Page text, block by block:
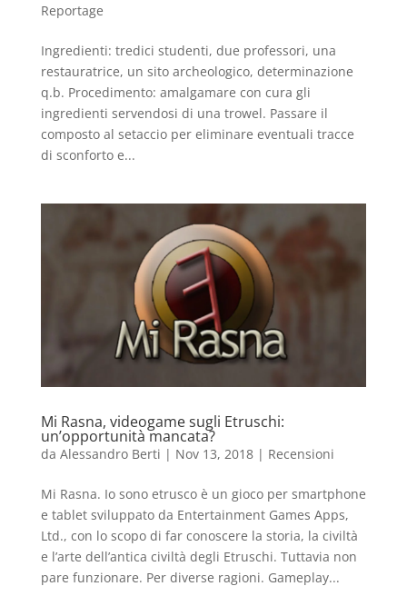
Reportage
Ingredienti: tredici studenti, due professori, una
restauratrice, un sito archeologico, determinazione
q.b. Procedimento: amalgamare con cura gli
ingredienti servendosi di una trowel. Passare il
composto al setaccio per eliminare eventuali tracce
di sconforto e...
Mi Rasna, videogame sugli Etruschi:
un’opportunità mancata?
da Alessandro Berti | Nov 13, 2018| Recensioni
Mi Rasna. Io sono etrusco è un gioco per smartphone
e tablet sviluppato da Entertainment Games Apps,
Ltd., con lo scopo di far conoscere la storia, la civiltà
e l’arte dell’antica civiltà degli Etruschi. Tuttavia non
pare funzionare. Per diverse ragioni. Gameplay...